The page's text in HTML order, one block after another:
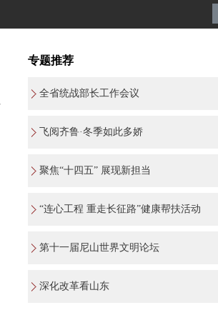
专题推荐
全省统战部长工作会议
飞阅齐鲁·冬季如此多娇
聚焦“十四五” 展现新担当
“连心工程 重走长征路”健康帮扶活动
第十一届尼山世界文明论坛
深化改革看山东